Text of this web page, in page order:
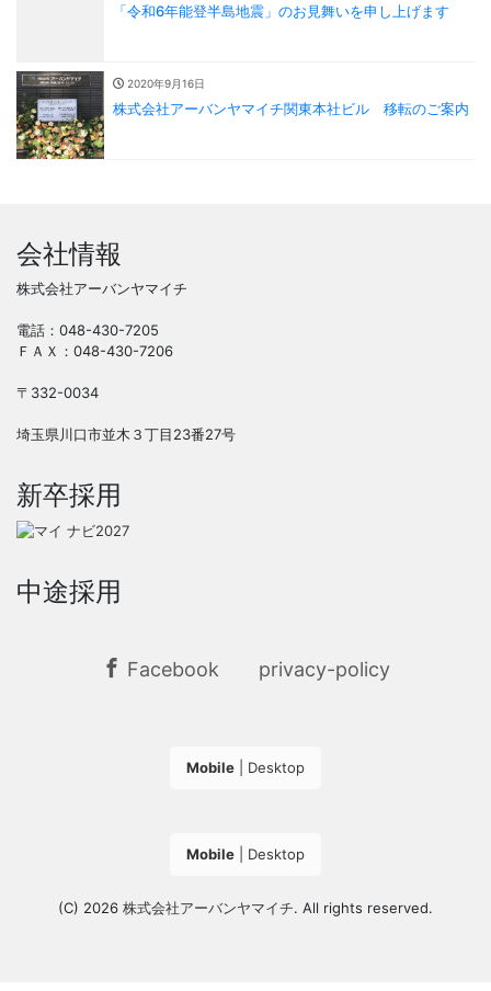
「令和6年能登半島地震」のお見舞いを申し上げます
2020年9月16日
株式会社アーバンヤマイチ関東本社ビル 移転のご案内
会社情報
株式会社アーバンヤマイチ
電話：048-430-7205
ＦＡＸ：048-430-7206
〒332-0034
埼玉県川口市並木３丁目23番27号
新卒採用
中途採用
Facebook privacy-policy
Mobile Desktop
Mobile Desktop
(C) 2026 株式会社アーバンヤマイチ. All rights reserved.